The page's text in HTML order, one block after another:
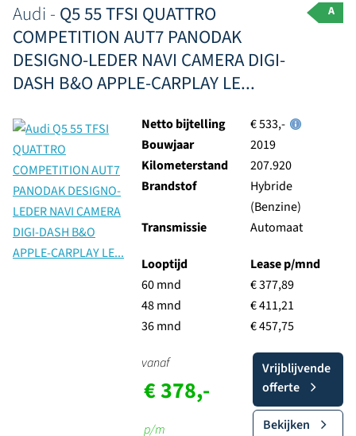
Audi - Q5 55 TFSI QUATTRO
COMPETITION AUT7 PANODAK
DESIGNO-LEDER NAVI CAMERA DIGI-
DASH B&O APPLE-CARPLAY LE...
A
Netto bijtelling
€ 533,-
Bouwjaar
2019
Kilometerstand
207.920
Brandstof
Hybride
(Benzine)
Transmissie
Automaat
Looptijd
60 mnd
48 mnd
36 mnd
Lease p/mnd
€ 377,89
€ 411,21
€ 457,75
vanaf
€ 378,-
p/m
Vrijblijvende
offerte
Bekijken